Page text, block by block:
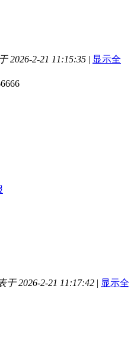
2026-2-21 11:15:35 | 显示全
于 2026-2-21 11:17:42 | 显示全